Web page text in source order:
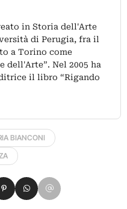
in Storia dell'Arte
di Perugia, fra il
a Torino come
dell'Arte”. Nel 2005 ha
il libro “Rigando
BIANCONI
Xsu LinkedIn
su Pinterest
Condividi su WhatsApp
Condividi su Email